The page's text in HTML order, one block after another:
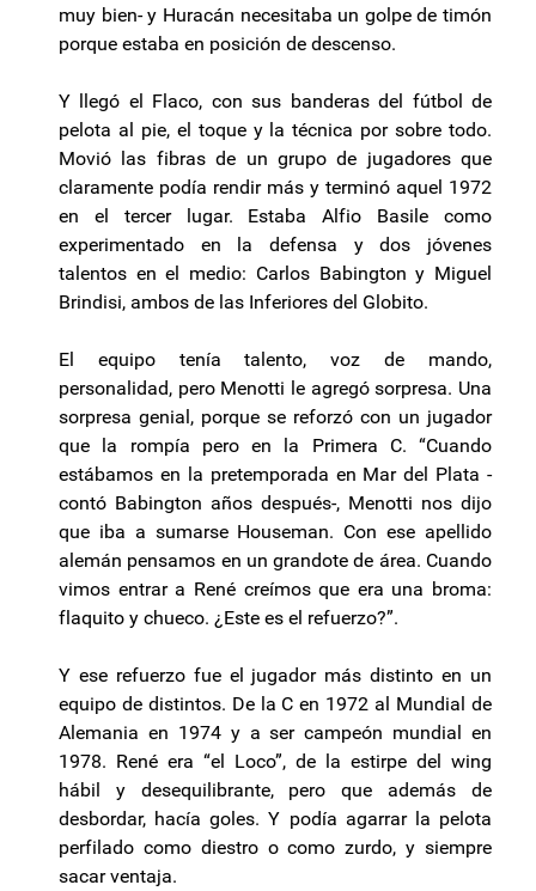
muy bien- y Huracán necesitaba un golpe de timón
porque estaba en posición de descenso.
Y llegó el Flaco, con sus banderas del fútbol de
pelota al pie, el toque y la técnica por sobre todo.
Movió las fibras de un grupo de jugadores que
claramente podía rendir más y terminó aquel 1972
en el tercer lugar. Estaba Alfio Basile como
experimentado en la defensa y dos jóvenes
talentos en el medio: Carlos Babington y Miguel
Brindisi, ambos de las Inferiores del Globito.
El equipo tenía talento, voz de mando,
personalidad, pero Menotti le agregó sorpresa. Una
sorpresa genial, porque se reforzó con un jugador
que la rompía pero en la Primera C. “Cuando
estábamos en la pretemporada en Mar del Plata -
contó Babington años después-, Menotti nos dijo
que iba a sumarse Houseman. Con ese apellido
alemán pensamos en un grandote de área. Cuando
vimos entrar a René creímos que era una broma:
flaquito y chueco. ¿Este es el refuerzo?”.
Y ese refuerzo fue el jugador más distinto en un
equipo de distintos. De la C en 1972 al Mundial de
Alemania en 1974 y a ser campeón mundial en
1978. René era “el Loco”, de la estirpe del wing
hábil y desequilibrante, pero que además de
desbordar, hacía goles. Y podía agarrar la pelota
perfilado como diestro o como zurdo, y siempre
sacar ventaja.